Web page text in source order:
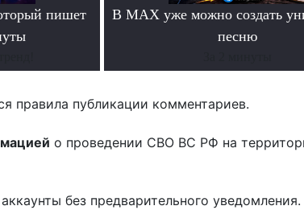
пишет
В MAX уже можно создать
песню
правила публикации комментариев.
о проведении СВО ВС РФ на
без предварительного уведомления.